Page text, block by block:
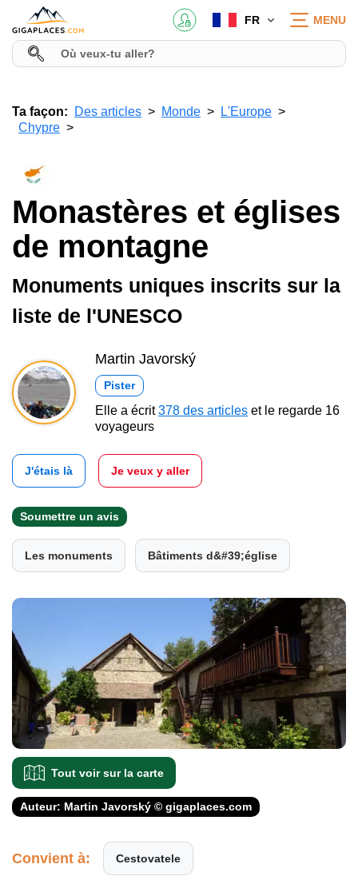
FR MENU
Ta façon: Des articles Monde
L'Europe
Chypre
Monastères et églises
de montagne
Monuments uniques inscrits sur la
liste de l'UNESCO
Martin Javorský
Pister
Elle a écrit378 des articles et le regarde 16
voyageurs
J'étais là Je veux y aller
Soumettre un avis
Les monuments Bâtiments d&#39;église
Tout voir sur la carte
Auteur: Martin Javorský © gigaplaces.com
Convient à: Cestovatele